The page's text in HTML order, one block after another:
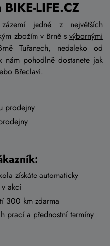
LIFE.CZ
jedné z největších
zbožím v Brně s výbornými
Tuřanech, nedaleko od
nám pohodlně dostanete jak
Břeclavi.
prodejny
získáte automaticky
akci
300 km zdarma
prací a přednostní termíny